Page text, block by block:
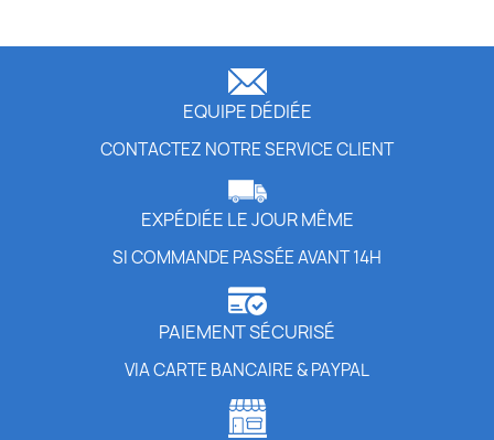
EQUIPE DÉDIÉE
CONTACTEZ NOTRE SERVICE CLIENT
EXPÉDIÉE LE JOUR MÊME
SI COMMANDE PASSÉE AVANT 14H
PAIEMENT SÉCURISÉ
VIA CARTE BANCAIRE & PAYPAL